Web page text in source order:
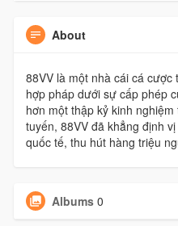
About
88VV là một nhà cái cá
hợp pháp dưới sự cấp phép
hơn một thập kỷ kinh
tuyến, 88VV đã khẳng định
quốc tế, thu hút hàng triệu
Albums 0